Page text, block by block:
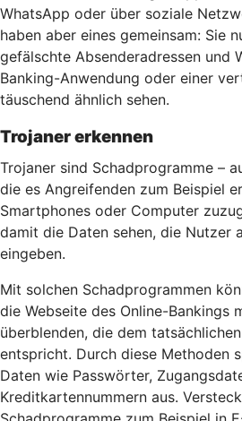
WhatsApp oder über soziale
haben aber eines gemeinsam: Sie
gefälschte Absenderadressen und
Banking-Anwendung oder einer
täuschend ähnlich sehen.
Trojaner erkennen
Trojaner sind Schadprogramme –
die es Angreifenden zum Beispiel
Smartphones oder Computer
damit die Daten sehen, die Nutzer
eingeben.
Mit solchen Schadprogrammen
die Webseite des Online-Bankings
überblenden, die dem
entspricht. Durch diese Methoden
Daten wie Passwörter,
Kreditkartennummern aus.